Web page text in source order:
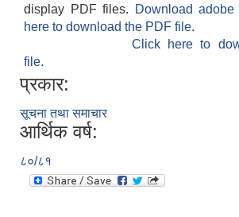
display PDF files.
Download
here to download the PDF file.
Click here to
file.
प्रकार:
सूचना तथा समाचार
आर्थिक वर्ष:
८०/८१